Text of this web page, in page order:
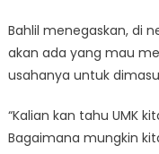
Bahlil menegaskan, di
akan ada yang mau
usahanya untuk
“Kalian kan tahu UMK
Bagaimana mungkin